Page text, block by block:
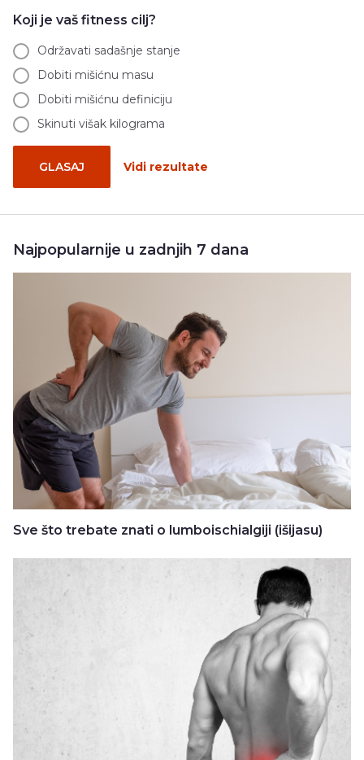
Koji je vaš fitness cilj?
Održavati sadašnje stanje
Dobiti mišićnu masu
Dobiti mišićnu definiciju
Skinuti višak kilograma
GLASAJ Vidi rezultate
Najpopularnije u zadnjih 7 dana
Sve što trebate znati o lumboischialgiji (išijasu)